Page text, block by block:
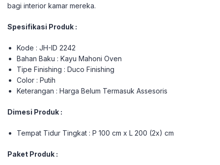
bagi interior kamar mereka.
Spesifikasi Produk :
Kode : JH-ID 2242
Bahan Baku : Kayu Mahoni Oven
Tipe Finishing : Duco Finishing
Color : Putih
Keterangan : Harga Belum Termasuk Assesoris
Dimesi Produk :
Tempat Tidur Tingkat : P 100 cm x L 200 (2x) cm
Paket Produk :